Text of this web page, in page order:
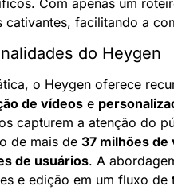
Com apenas um
cativantes, facilitando a
do Heygen
o Heygen oferece
de vídeos e
capturem a atenção do
de mais de 37 milhões de
de usuários. A
e edição em um fluxo